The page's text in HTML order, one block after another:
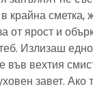
крайна сметка,
от ярост и
Излизаш
във вехтия
завет. Ако